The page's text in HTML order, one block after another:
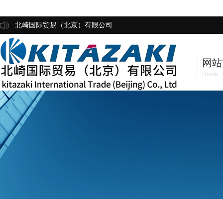
北崎国际贸易（北京）有限公司
网
Home